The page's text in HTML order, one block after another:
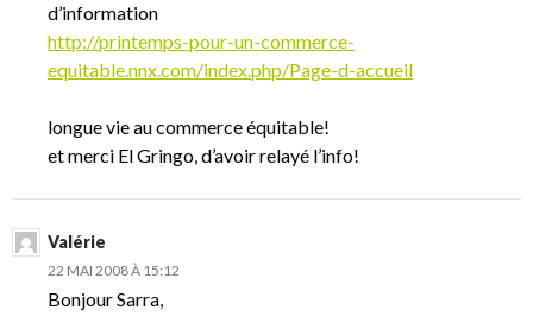
d’information
http://printemps-pour-un-commerce-
equitable.nnx.com/index.php/Page-d-accueil
longue vie au commerce équitable!
et merci El Gringo, d’avoir relayé l’info!
Valérie
22 MAI 2008 À 15:12
Bonjour Sarra,